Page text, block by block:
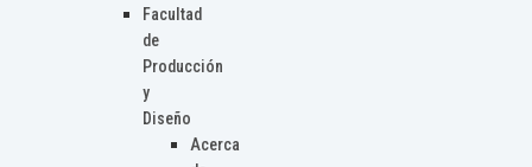
Facultad
de
Producción
y
Diseño
Acerca